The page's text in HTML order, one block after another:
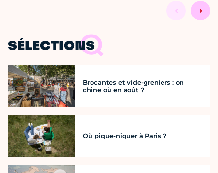
SÉLECTIONS
Brocantes et vide-greniers : on
chine où en août ?
Où pique-niquer à Paris ?